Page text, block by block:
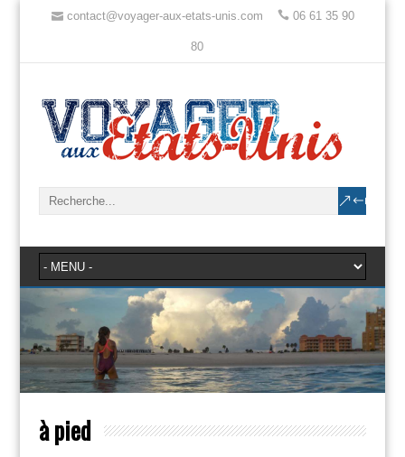
contact@voyager-aux-etats-unis.com 06 61 35 90
80
à pied